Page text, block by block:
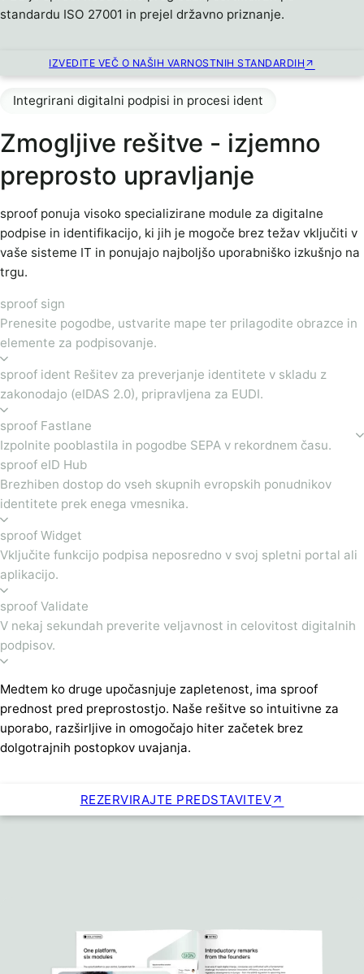
standardu ISO 27001 in prejel državno priznanje.
IZVEDITE VEČ O NAŠIH VARNOSTNIH STANDARDIH
Integrirani digitalni podpisi in procesi ident
Zmogljive rešitve - izjemno
preprosto upravljanje
sproof ponuja visoko specializirane module za digitalne
podpise in identifikacijo, ki jih je mogoče brez težav vključiti v
vaše sisteme IT in ponujajo najboljšo uporabniško izkušnjo na
trgu.
sproof sign
Prenesite pogodbe, ustvarite mape ter prilagodite obrazce in
elemente za podpisovanje.
sproof ident Rešitev za preverjanje identitete v skladu z
zakonodajo (eIDAS 2.0), pripravljena za EUDI.
sproof Fastlane
Izpolnite pooblastila in pogodbe SEPA v rekordnem času.
sproof eID Hub
Brezhiben dostop do vseh skupnih evropskih ponudnikov
identitete prek enega vmesnika.
sproof Widget
Vključite funkcijo podpisa neposredno v svoj spletni portal ali
aplikacijo.
sproof Validate
V nekaj sekundah preverite veljavnost in celovitost digitalnih
podpisov.
Medtem ko druge upočasnjuje zapletenost, ima sproof
prednost pred preprostostjo. Naše rešitve so intuitivne za
uporabo, razširljive in omogočajo hiter začetek brez
dolgotrajnih postopkov uvajanja.
REZERVIRAJTE PREDSTAVITEV